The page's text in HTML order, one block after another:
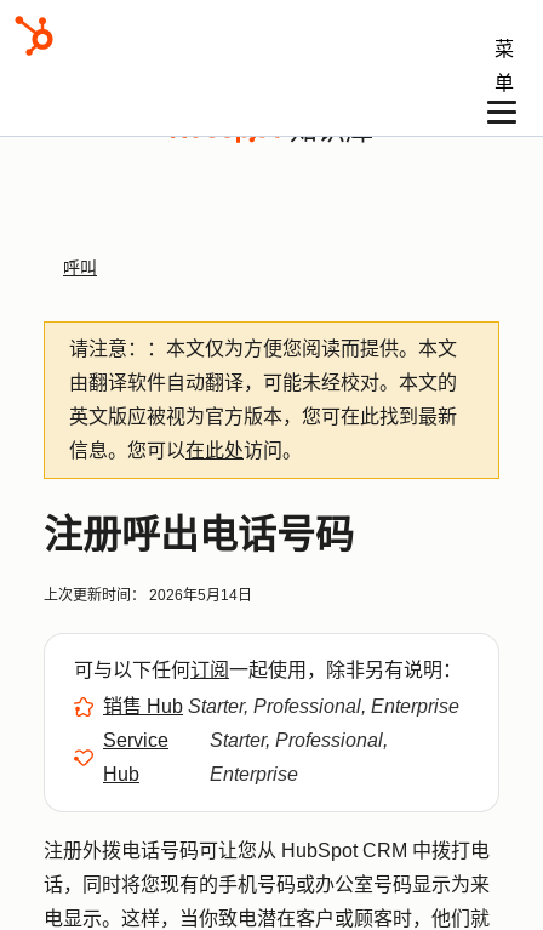
菜
单
知识库
呼叫
请注意： ：本文仅为方便您阅读而提供。 本文
由翻译软件自动翻译，可能未经校对。本文的
英文版应被视为官方版本，您可在此找到最新
信息。您可以在此处访问。
注册呼出电话号码
上次更新时间： 2026年5月14日
可与以下任何订阅一起使用，除非另有说明：
销售 Hub Starter, Professional, Enterprise
Service
Hub
Starter, Professional,
Enterprise
注册外拨电话号码可让您从 HubSpot CRM 中拨打电
话，同时将您现有的手机号码或办公室号码显示为来
电显示。这样，当你致电潜在客户或顾客时，他们就